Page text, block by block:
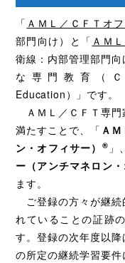
「 ＡＭＬ／ＣＦＴオ
部門向け）と「 ＡＭ
衛線：内部管理部門
な専門教育（Ｃ
Education）」です。
ＡＭＬ／ＣＦＴ専門
満たすことで、「 Ａ
ン・オフィサー）
® 」
ー（アンチマネロン
ます。
ご登録の方々が継続
れていることの証跡
す。登録の次年度以
の所定の継続学習要